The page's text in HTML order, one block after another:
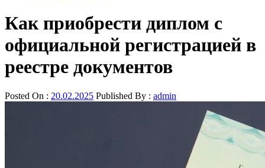
Как приобрести диплом с
официальной регистрацией в
реестре документов
Posted On : 20.02.2025 Published By : admin